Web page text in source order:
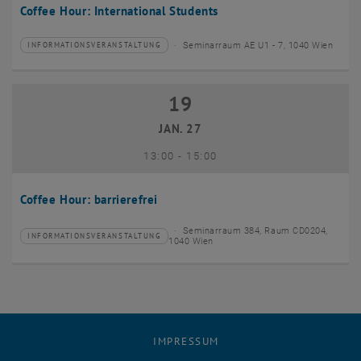
Coffee Hour: International Students
Veranstaltungstyp:
INFORMATIONSVERANSTALTUNG
Veranstaltungsort: Seminarraum AE U1 - 7, 1040 Wien
Coffee Hour: barrierefrei
19 Januar 2027
19
JAN. 27
13:00- bis
15:00
Veranstaltungstyp:
INFORMATIONSVERANSTALTUNG
Veranstaltungsort:
Seminarraum 384, Raum CD0204,
1040 Wien
IMPRESSUM